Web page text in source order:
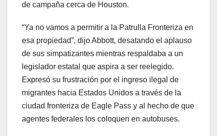
de campaña cerca de Houston.
“Ya no vamos a permitir a la Patrulla Fronteriza en
esa propiedad”, dijo Abbott, desatando el aplauso
de sus simpatizantes mientras respaldaba a un
legislador estatal que aspira a ser reelegido.
Expresó su frustración por el ingreso ilegal de
migrantes hacia Estados Unidos a través de la
ciudad fronteriza de Eagle Pass y al hecho de que
agentes federales los coloquen en autobuses.